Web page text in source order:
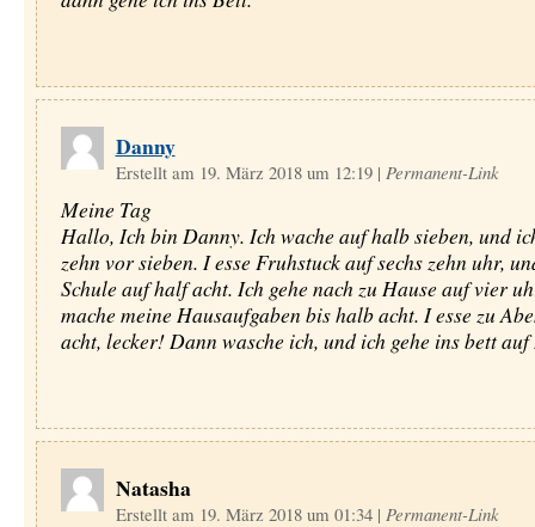
Danny
Erstellt am 19. März 2018 um 12:19 | Permanent-Link
Meine Tag
Hallo, Ich bin Danny. Ich wache auf halb sieben, und
zehn vor sieben. I esse Fruhstuck auf sechs zehn uhr,
Schule auf half acht. Ich gehe nach zu Hause auf vier
mache meine Hausaufgaben bis halb acht. I esse zu
acht, lecker! Dann wasche ich, und ich gehe ins bett auf
Natasha
Erstellt am 19. März 2018 um 01:34 | Permanent-Link